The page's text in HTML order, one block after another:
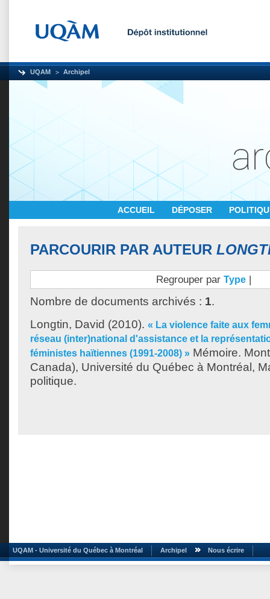
UQAM Archipel
ACCUEIL DÉPOSER
PARCOURIR PAR AUTEUR
Regrouper par Type |
Nombre de documents archivés : 1.
Longtin, David (2010). « La violence faite aux
réseau (inter)national d'assistance et la
féministes haïtiennes (1991-2008) » Mémoire.
Canada), Université du Québec à Montréal,
politique.
UQAM - Université du Québec à Montréal Archipel Nous écrire